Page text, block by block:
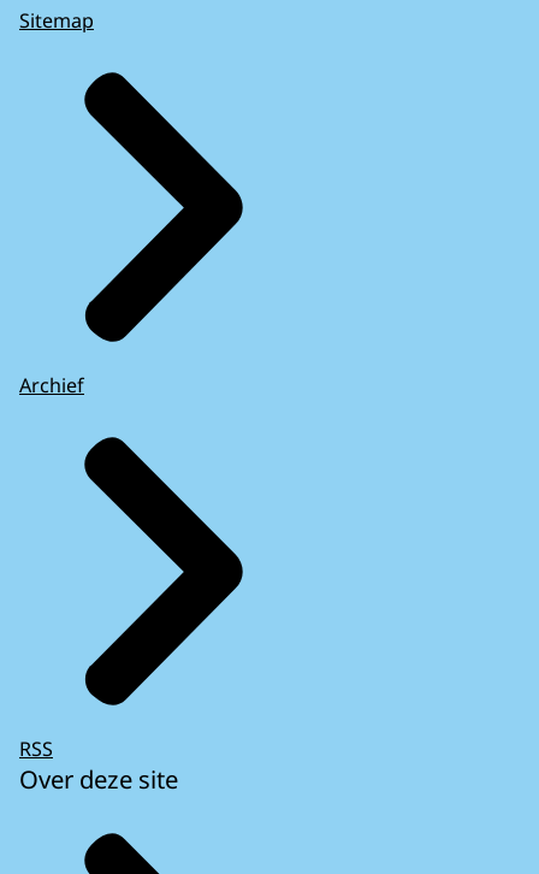
Sitemap
Archief
RSS
Over deze site